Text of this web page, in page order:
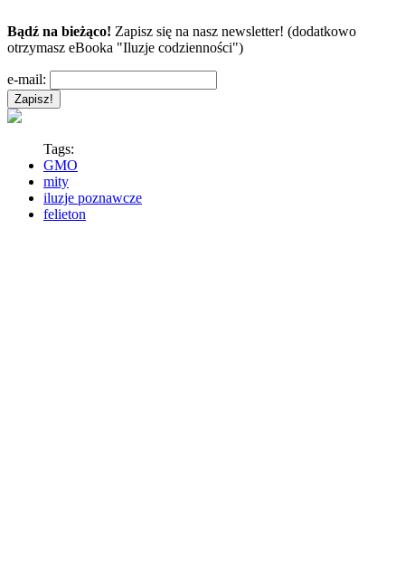
Bądź na bieżąco! Zapisz się na nasz newsletter! (dodatkowo
otrzymasz eBooka "Iluzje codzienności")
e-mail:
Tags:
GMO
mity
iluzje poznawcze
felieton